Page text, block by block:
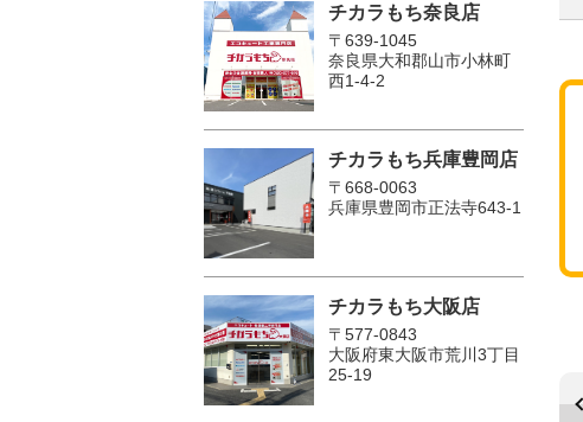
チカラもち奈良店
〒639-1045
奈良県大和郡山市小林町
西1-4-2
チカラもち兵庫豊岡店
〒668-0063
兵庫県豊岡市正法寺643-1
チカラもち大阪店
〒577-0843
大阪府東大阪市荒川3丁目
25-19